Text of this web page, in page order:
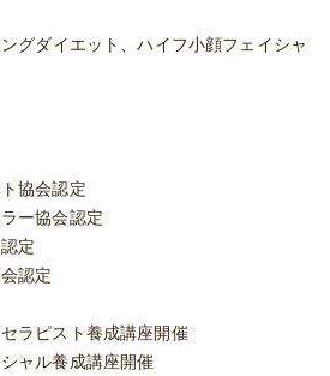
グダイエット、ハイフ小顔フェイシャ
協会認定
ー協会認定
定
会認定
ラピスト養成講座開催
ャル養成講座開催